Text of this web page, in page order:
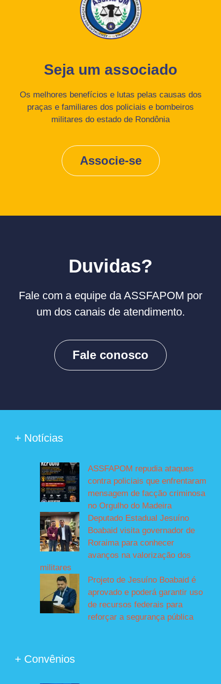
Seja um associado
Os melhores benefícios e lutas pelas causas dos
praças e familiares dos policiais e bombeiros
militares do estado de Rondônia
Associe-se
Duvidas?
Fale com a equipe da ASSFAPOM por
um dos canais de atendimento.
Fale conosco
+ Notícias
ASSFAPOM repudia ataques
contra policiais que enfrentaram
mensagem de facção criminosa
no Orgulho do Madeira
Deputado Estadual Jesuíno
Boabaid visita governador de
Roraima para conhecer
avanços na valorização dos
militares
Projeto de Jesuíno Boabaid é
aprovado e poderá garantir uso
de recursos federais para
reforçar a segurança pública
+ Convênios